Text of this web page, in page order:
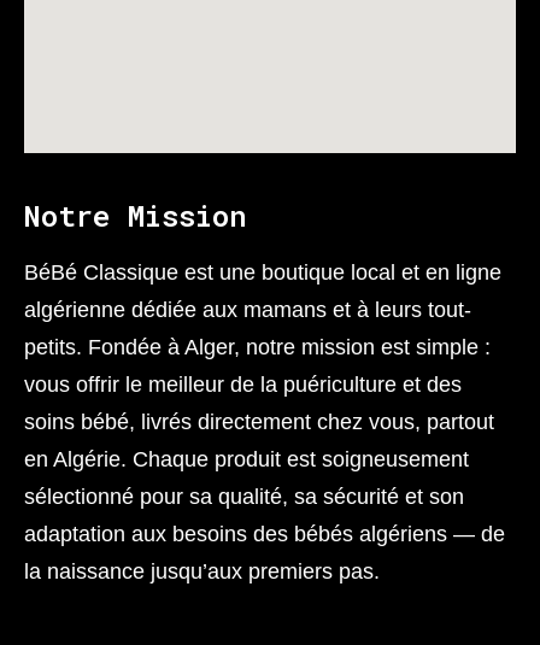
Notre Mission
BéBé Classique est une boutique local et en ligne
algérienne dédiée aux mamans et à leurs tout-
petits. Fondée à Alger, notre mission est simple :
vous offrir le meilleur de la puériculture et des
soins bébé, livrés directement chez vous, partout
en Algérie. Chaque produit est soigneusement
sélectionné pour sa qualité, sa sécurité et son
adaptation aux besoins des bébés algériens — de
la naissance jusqu’aux premiers pas.